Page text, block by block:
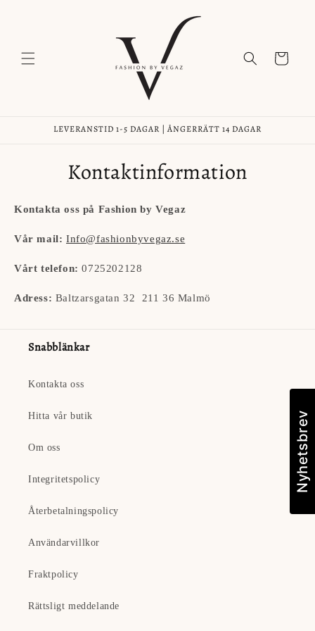
Varukorg
LEVERANSTID 1-5 DAGAR | ÅNGERRÄTT 14 DAGAR
Kontaktinformation
Kontakta oss på Fashion by Vegaz
Vårmail: Info@fashionbyvegaz.se
Vårt telefon: 0725202128
Adress: Baltzarsgatan32 211 36 Malmö
Snabblänkar
Kontakta oss
Hitta vår butik
Om oss
Integritetspolicy
Återbetalningspolicy
Användarvillkor
Fraktpolicy
Rättsligt meddelande